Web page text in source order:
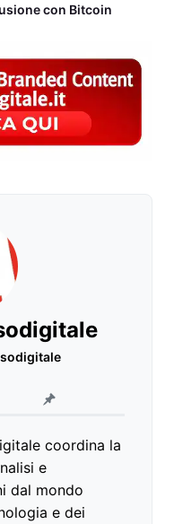
con Bitcoin
coordina la
e
dal mondo
e dei